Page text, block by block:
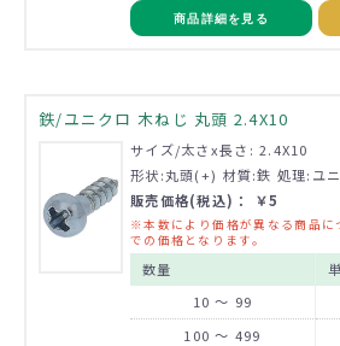
商品詳細を見る
鉄/ユニクロ 木ねじ 丸頭 2.4X10
サイズ/太さx長さ: 2.4X10
形状:丸頭(+) 材質:鉄 処理:ユ
販売価格(税込)： ￥5
※本数により価格が異なる商品に
での価格となります。
数量
10 ～ 99
100 ～ 499